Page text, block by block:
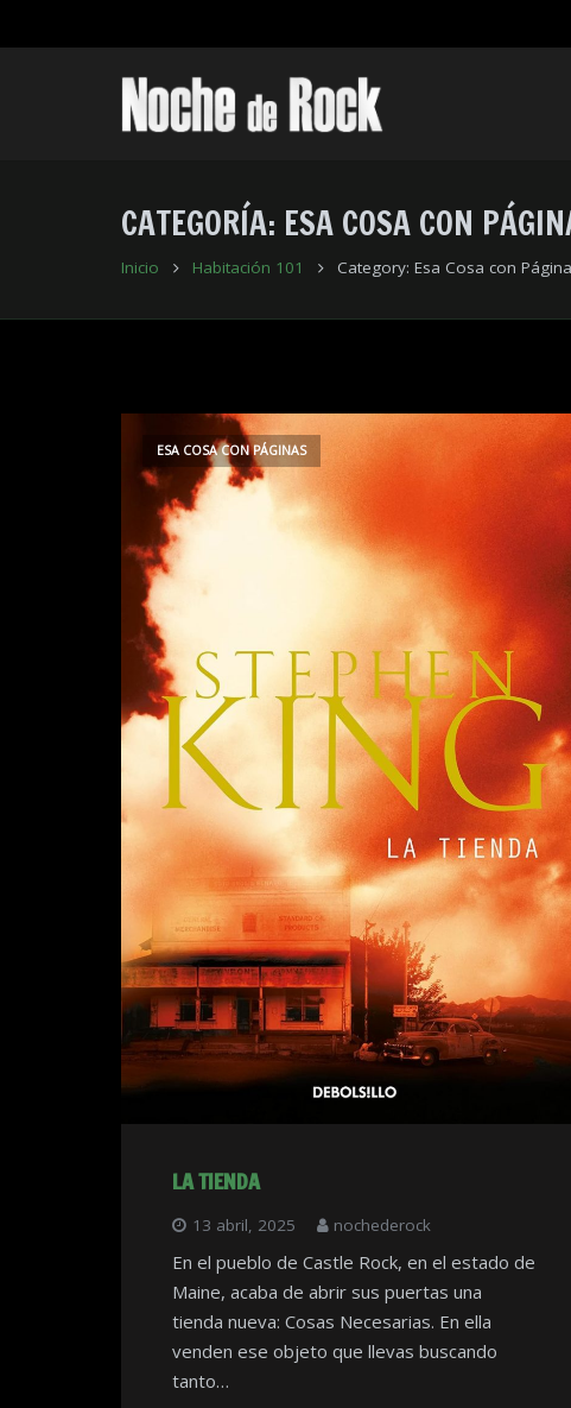
CATEGORÍA: ESA COSA CON
Inicio Habitación 101 Category: Esa Cosa con
LA TIENDA
13 abril, 2025 nochederock
ESA COSA CON PÁGINAS
En el pueblo de Castle Rock, en el estado de
Maine, acaba de abrir sus puertas una
tienda nueva: Cosas Necesarias. En ella
venden ese objeto que llevas buscando
tanto…